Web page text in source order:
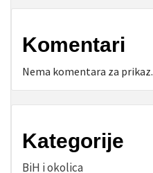
Komentari
Nema komentara za prikaz.
Kategorije
BiH i okolica